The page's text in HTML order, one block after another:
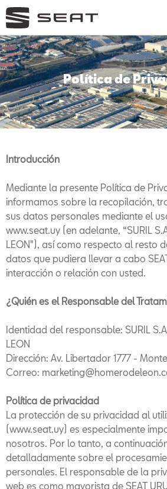
Política de
Introducción
Mediante la presente Política de
informamos sobre la recopilación,
sus datos personales mediante el
www.seat.uy (en adelante, “SURIL
LEON"), así como respecto al resto
datos que pudiera llevar a cabo
interacción o relación con usted.
¿Quién es el Responsable del
Identidad del responsable: SURIL
LEON
Dirección: Av. Libertador 1777 -
Correo:
Política de privacidad
La protección de su privacidad al
(www.seat.uy) es especialmente
nosotros. Por lo tanto, a
detalladamente sobre el
personales. El responsable de la
web es como mayorista de SEAT